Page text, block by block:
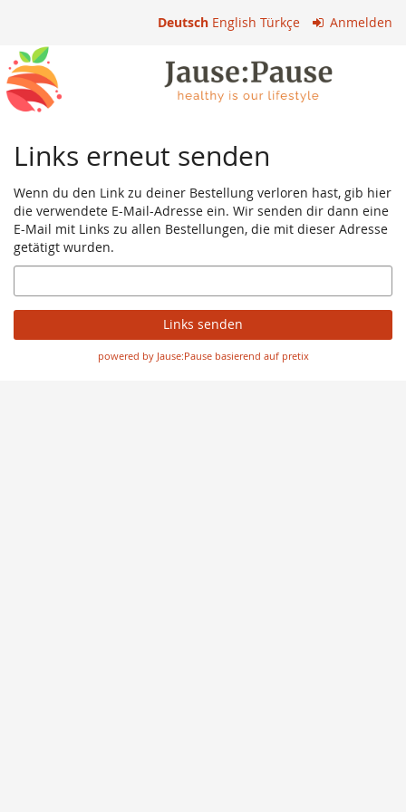
Inhalt
springen
Deutsch English Türkçe Anmelden
Links erneut senden
Wenn du den Link zu deiner Bestellung verloren hast, gib hier
die verwendete E-Mail-Adresse ein. Wir senden dir dann eine
E-Mail mit Links zu allen Bestellungen, die mit dieser Adresse
getätigt wurden.
E-
Mail
Links senden
powered by Jause:Pause basierend auf pretix